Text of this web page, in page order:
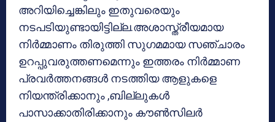
അറിയിച്ചെങ്കിലും ഇതുവരെയും
നടപടിയുണ്ടായിട്ടില്ല.അശാസ്ത്രീയമായ
നിര്‍മ്മാണം തിരുത്തി സുഗമമായ സഞ്ചാരം
ഉറപ്പുവരുത്തണമെന്നും ഇത്തരം നിര്‍മ്മാണ
പ്രവര്‍ത്തനങ്ങള്‍ നടത്തിയ ആളുകളെ
നിയന്ത്രിക്കാനും ,ബില്ലുകള്‍
പാസാക്കാതിരിക്കാനും കൗണ്‍സിലര്‍